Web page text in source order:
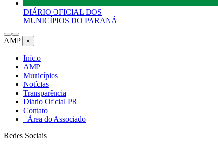
DIÁRIO OFICIAL DOS
MUNICÍPIOS DO PARANÁ
AMP ×
Início
AMP
Municípios
Notícias
Transparência
Diário Oficial PR
Contato
Área do Associado
Redes Sociais